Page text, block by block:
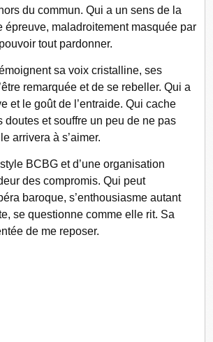
du commun. Qui a un sens de la
maladroitement masquée par
tout pardonner.
sa voix cristalline, ses
remarquée et de se rebeller. Qui a
et le goût de l’entraide. Qui cache
et souffre un peu de ne pas
arrivera à s’aimer.
BCBG et d’une organisation
des compromis. Qui peut
baroque, s’enthousiasme autant
se questionne comme elle rit. Sa
de me reposer.